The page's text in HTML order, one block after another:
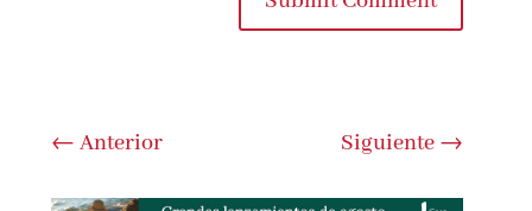
←Anterior Siguiente→